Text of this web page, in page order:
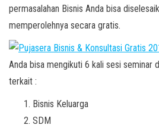
permasalahan Bisnis Anda bisa
memperolehnya secara gratis.
Anda bisa mengikuti 6 kali sesi seminar
terkait :
Bisnis Keluarga
SDM